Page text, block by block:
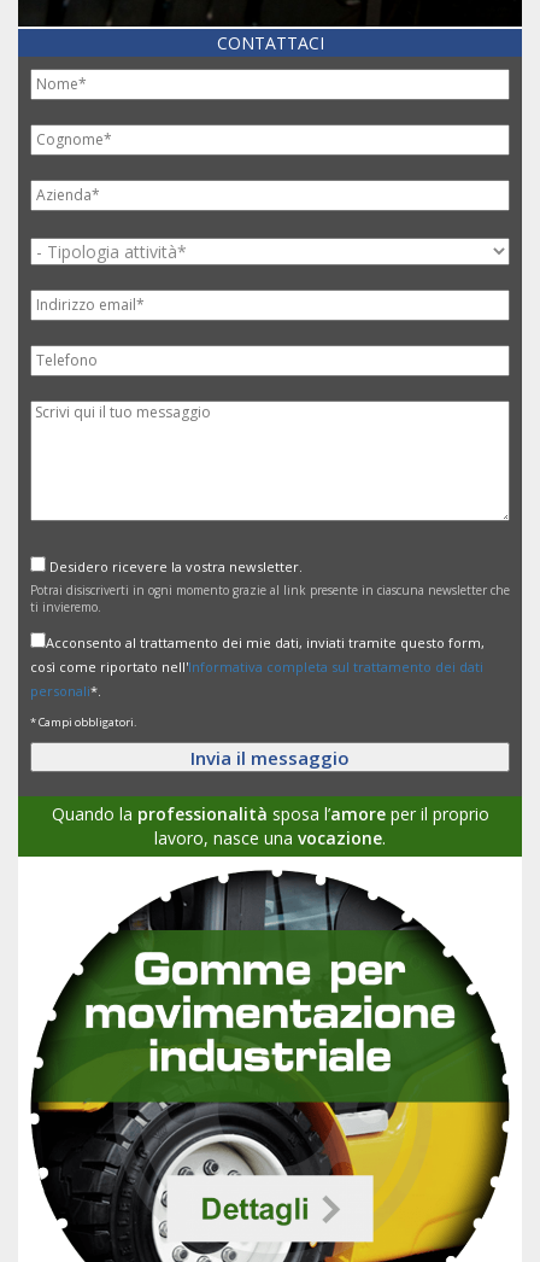
CONTATTACI
Desidero ricevere la vostra newsletter.
Potrai disiscriverti in ogni momento grazie al link presente in ciascuna newsletter che
ti invieremo.
Acconsento al trattamento dei mie dati, inviati tramite questo form,
così come riportato nell'Informativa completa sul trattamento dei dati
personali*.
* Campi obbligatori.
Quando la professionalità sposa l’amoreper il proprio
lavoro, nasce una vocazione.